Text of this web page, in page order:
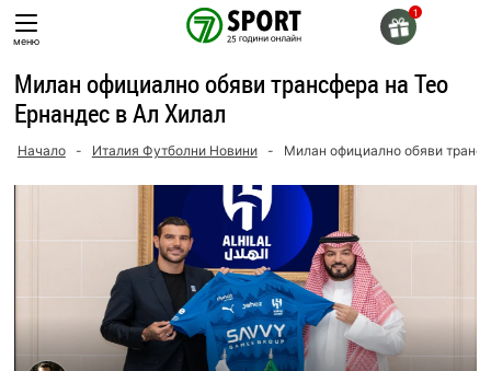
Skip
toменю
Милан официално обяви трансфера на Тео
Ернандес в Ал Хилал
Начало - Италия Футболни Новини - Милан официално обяви